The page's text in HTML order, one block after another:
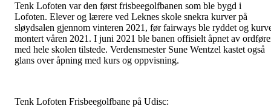
Tenk Lofoten var den først frisbeegolfbanen som ble bygd i
Lofoten. Elever og lærere ved Leknes skole snekra kurver på
sløydsalen gjennom vinteren 2021, før fairways ble ryddet og
montert våren 2021. I juni 2021 ble banen offisielt åpnet av
med hele skolen tilstede. Verdensmester Sune Wentzel kastet også
glans over åpning med kurs og oppvisning.
Tenk Lofoten Frisbeegolfbane på Udisc: